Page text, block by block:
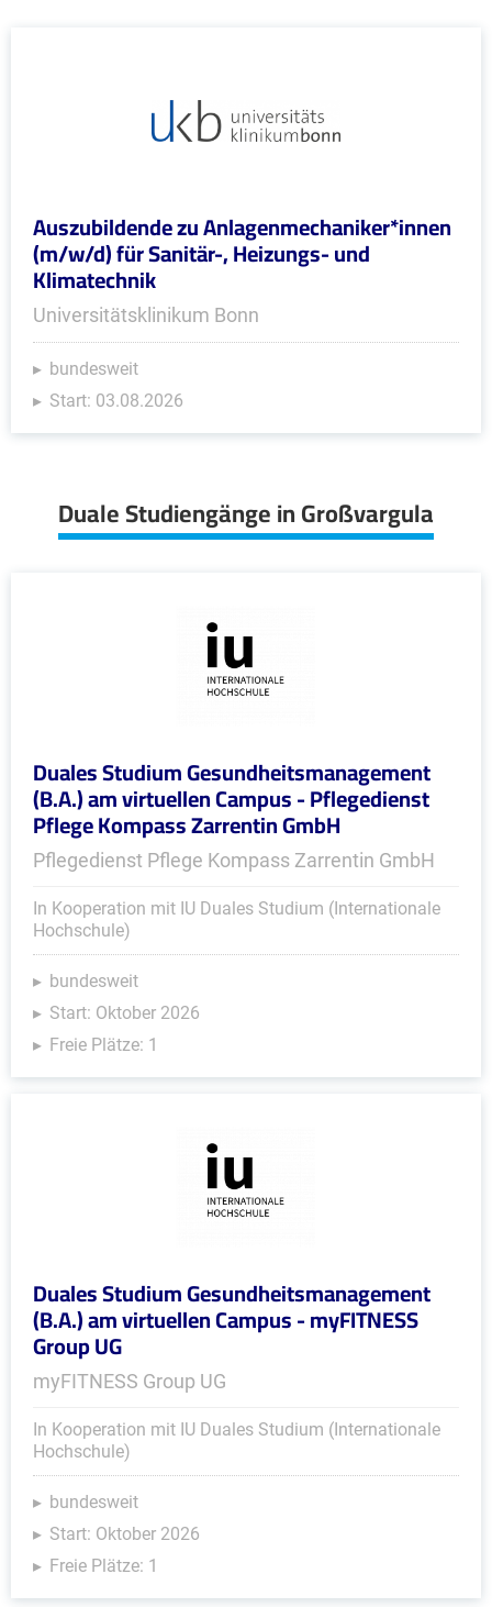
Auszubildende zu Anlagenmechaniker*innen
(m/w/d) für Sanitär-, Heizungs- und
Klimatechnik
Universitätsklinikum Bonn
bundesweit
Start: 03.08.2026
Duale Studiengänge in Großvargula
Duales Studium Gesundheitsmanagement
(B.A.) am virtuellen Campus - Pflegedienst
Pflege Kompass Zarrentin GmbH
Pflegedienst Pflege Kompass Zarrentin GmbH
In Kooperation mit IU Duales Studium (Internationale
Hochschule)
bundesweit
Start: Oktober 2026
Freie Plätze: 1
Duales Studium Gesundheitsmanagement
(B.A.) am virtuellen Campus - myFITNESS
Group UG
myFITNESS Group UG
In Kooperation mit IU Duales Studium (Internationale
Hochschule)
bundesweit
Start: Oktober 2026
Freie Plätze: 1